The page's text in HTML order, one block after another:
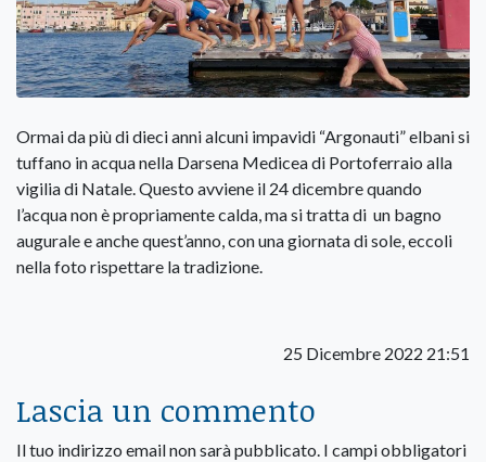
Ormai da più di dieci anni alcuni impavidi “Argonauti” elbani si
tuffano in acqua nella Darsena Medicea di Portoferraio alla
vigilia di Natale. Questo avviene il 24 dicembre quando
l’acqua non è propriamente calda, ma si tratta di un bagno
augurale e anche quest’anno, con una giornata di sole, eccoli
nella foto rispettare la tradizione.
25 Dicembre 2022 21:51
Lascia un commento
Il tuo indirizzo email non sarà pubblicato. I campi obbligatori